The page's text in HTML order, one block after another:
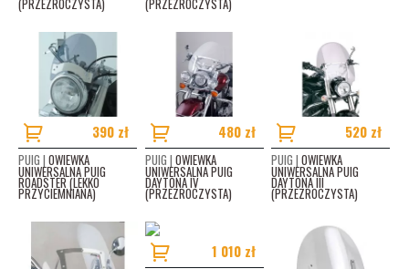
KAWASAKI VN 900 (2006 - 2015) (2)
SUZUKI VL INTURDER 1800 (2007 - 2011)
BESTELLERY (2)
PRICE
1420
(PRZEZROCZYSTA) (PRZEZROCZYSTA)
390 zł
PUIG | OWIEWKA
UNIWERSALNA PUIG
ROADSTER (LEKKO
PRZYCIEMNIANA)
480 zł
PUIG | OWIEWKA
UNIWERSALNA PUIG
DAYTONA IV
(PRZEZROCZYSTA)
520 zł
PUIG | OWIEWKA
UNIWERSALNA PUIG
DAYTONA III
(PRZEZROCZYSTA)
1 010 zł